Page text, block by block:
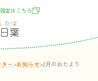
設定はこちら
ー>お知 らせ>2月のおたより